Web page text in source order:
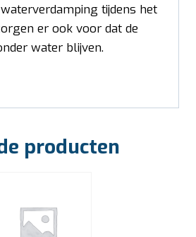
tijdens het
er ook voor dat de
water blijven.
producten